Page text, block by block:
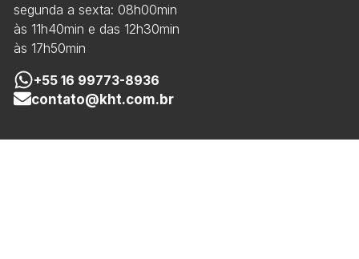
segunda a sexta: 08h00min
às 11h40min e das 12h30min
às 17h50min
+55 16 99773-8936
contato@kht.com.br